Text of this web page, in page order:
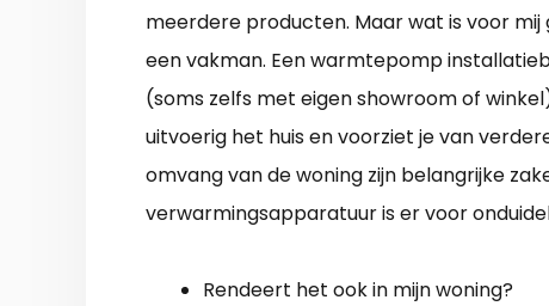
meerdere producten. Maar wat is voor
een vakman. Een warmtepomp
(soms zelfs met eigen showroom of
uitvoerig het huis en voorziet je van
omvang van de woning zijn belangrijke
verwarmingsapparatuur is er voor
Rendeert het ook in mijn woning?